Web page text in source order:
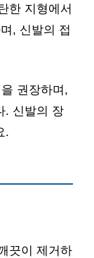
한 지형에서
, 신발의 접
권장하며,
. 신발의 장
.
끗이 제거하